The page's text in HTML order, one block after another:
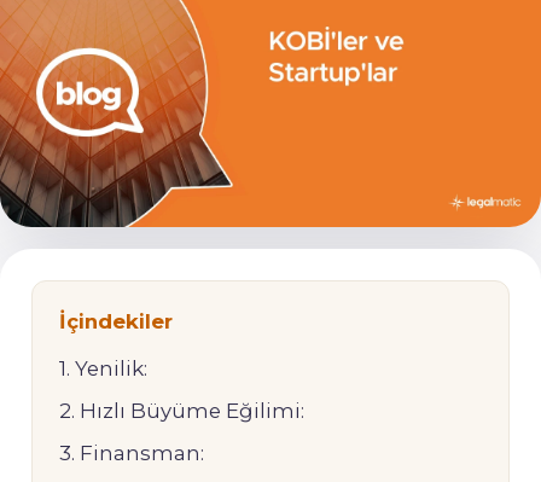
İçindekiler
1. Yenilik:
2. Hızlı Büyüme Eğilimi:
3. Finansman: